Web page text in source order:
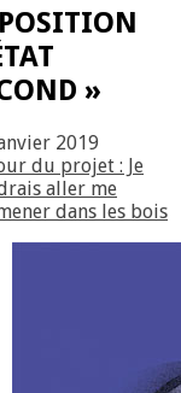
»
2019
du projet : Je
aller me
dans les bois